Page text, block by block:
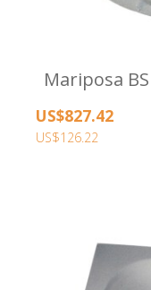
Mariposa BS
US$827.42
US$126.22